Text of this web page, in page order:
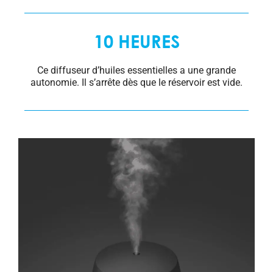
10 HEURES
Ce diffuseur d’huiles essentielles a une grande
autonomie. Il s’arrête dès que le réservoir est vide.